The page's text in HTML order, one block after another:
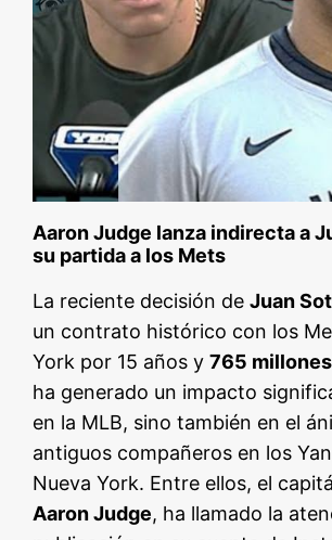
Aaron Judge lanza indirecta a
su partida a los Mets
La reciente decisión deJuan
un contrato histórico con los
York por 15 años y765
ha generado un impacto
en la MLB, sino también en el
antiguos compañeros en los
Nueva York. Entre ellos, el
Aaron Judge, ha llamado la